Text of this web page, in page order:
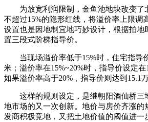
为放宽利润限制，金鱼池地块改变了
不超过15%的隐形红线，将溢价率上限调
设置也是因地制宜地巧妙设计，根据拍地
置三段式阶梯指导价。
当现场溢价率低于15%时，住宅指导
米；溢价率在15%~20%时，指导价设定在
如果溢价率高于20%，指导价则达到15.1
这样的规则设定，是继朝阳酒仙桥三
地市场的又一次创新。地价与房价齐涨的
发商积极竞地，又把土地价值的阈值进一